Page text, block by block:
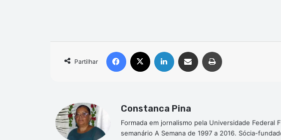
Partilhar
Facebook Linkedin Compartilhar via e-mail
Constanca Pina
Formada em jornalismo pela Universidade Federal
semanário A Semana de 1997 a 2016. Sócia-